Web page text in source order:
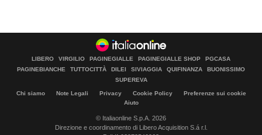
LIBERO VIRGILIO PAGINEGIALLE PAGINEGIALLE SHOP
PGCASA
PAGINEBIANCHE
TUTTOCITTÀ DILEI SIVIAGGIA QUIFINANZA
BUONISSIMO
SUPEREVA
Chi siamo Note Legali Privacy Cookie Policy
Preferenze sui cookie
Aiuto
© Italiaonline S.p.A. 2026
Direzione e coordinamento di Libero Acquisition S.á r.l.